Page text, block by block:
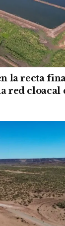
la recta
red cloacal